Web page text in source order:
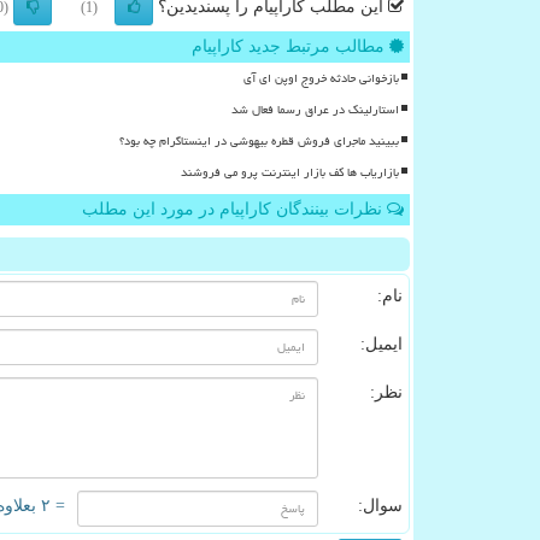
این مطلب کاراپیام را پسندیدین؟ (1)
(0)
مطالب مرتبط جدید کاراپیام
بازخوانی حادثه خروج اوپن ای آی
استارلینک در عراق رسما فعال شد
ببینید ماجرای فروش قطره بیهوشی در اینستاگرام چه بود؟
بازاریاب ها کف بازار اینترنت پرو می فروشند
نظرات بینندگان کاراپیام در مورد این مطلب
نام:
ایمیل:
نظر:
سوال: = ۲ بعلاوه ۳